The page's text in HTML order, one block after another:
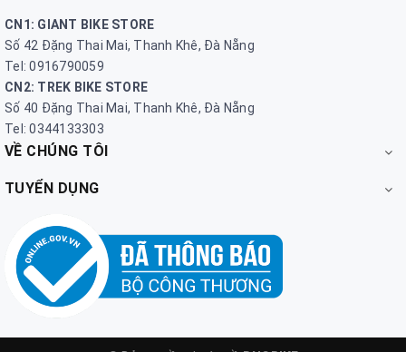
CN1: GIANT BIKE STORE
Số 42 Đặng Thai Mai, Thanh Khê, Đà Nẵng
Tel: 0916790059
CN2: TREK BIKE STORE
Số 40 Đặng Thai Mai, Thanh Khê, Đà Nẵng
Tel: 0344133303
VỀ CHÚNG TÔI
TUYỂN DỤNG